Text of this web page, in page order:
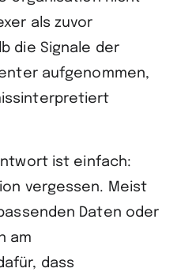
als zuvor
die Signale der
aufgenommen,
ist einfach:
vergessen. Meist
Daten oder
am
dass